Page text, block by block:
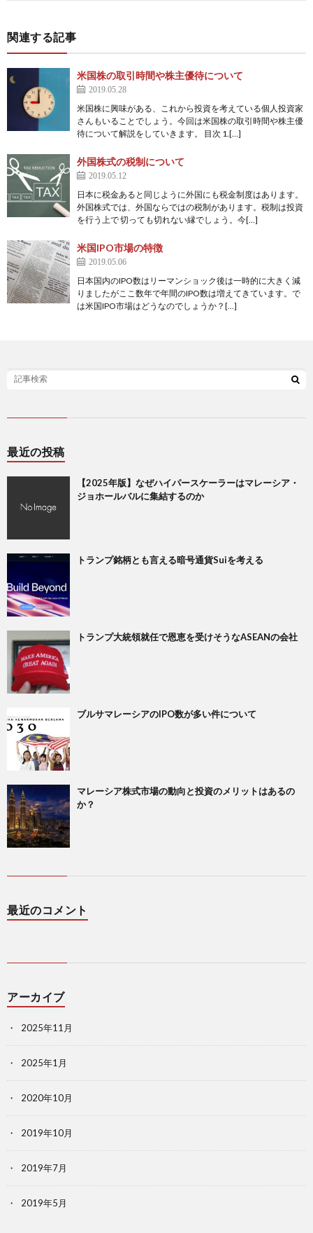
関連する記事
米国株の取引時間や株主優待について
2019.05.28
米国株に興味がある、これから投資を考えている個人投資家
さんもいることでしょう。今回は米国株の取引時間や株主優
待について解説をしていきます。 目次 1.[…]
外国株式の税制について
2019.05.12
日本に税金あると同じように外国にも税金制度はあります。
外国株式では、外国ならではの税制があります。税制は投資
を行う上で 切っても切れない縁でしょう。今[…]
米国IPO市場の特徴
2019.05.06
日本国内のIPO数はリーマンショック後は一時的に大きく減
りましたがここ数年で年間のIPO数は増えてきています。で
は米国IPO市場はどうなのでしょうか？[…]
最近の投稿
【2025年版】なぜハイパースケーラーはマレーシア・
ジョホールバルに集結するのか
トランプ銘柄とも言える暗号通貨Suiを考える
トランプ大統領就任で恩恵を受けそうなASEANの会社
ブルサマレーシアのIPO数が多い件について
マレーシア株式市場の動向と投資のメリットはあるの
か？
最近のコメント
アーカイブ
2025年11月
2025年1月
2020年10月
2019年10月
2019年7月
2019年5月